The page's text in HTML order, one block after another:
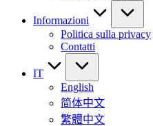
Informazioni
Politica sulla privacy
Contatti
IT
English
简体中文
繁體中文